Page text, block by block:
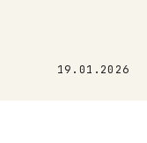
19.01.2026